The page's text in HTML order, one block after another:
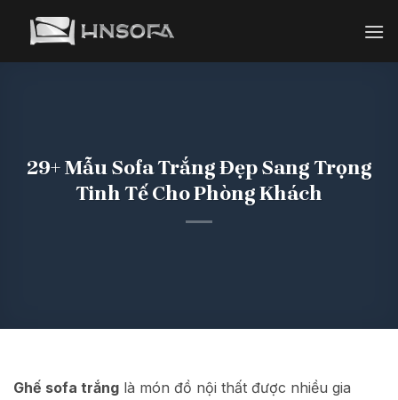
29+ Mẫu Sofa Trắng Đẹp Sang Trọng
Tinh Tế Cho Phòng Khách
Ghế sofa trắng là món đồ nội thất được nhiều gia